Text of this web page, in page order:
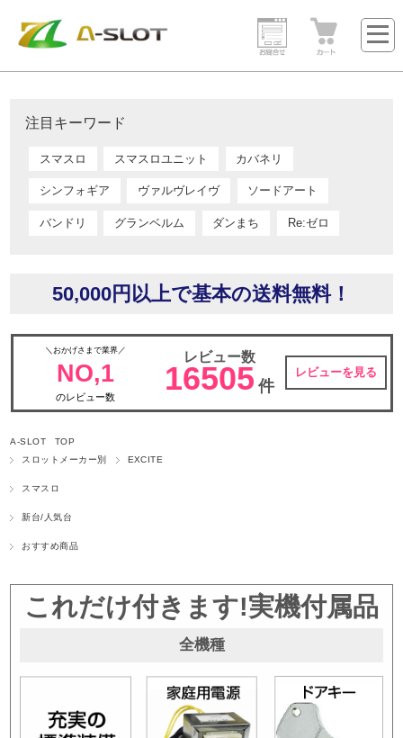
注目キーワード
スマスロ スマスロユニット カバネリ
シンフォギア ヴァルヴレイヴ ソードアート
バンドリ グランベルム ダンまち Re:ゼロ
50,000円以上で基本の送料無料！
＼おかげさまで業界／
NO,1
のレビュー数
レビュー数
16505 件
レビューを見る
A-SLOT TOP
スロットメーカー別
EXCITE
スマスロ
新台/人気台
おすすめ商品
これだけ付きます!実機付属品
全機種